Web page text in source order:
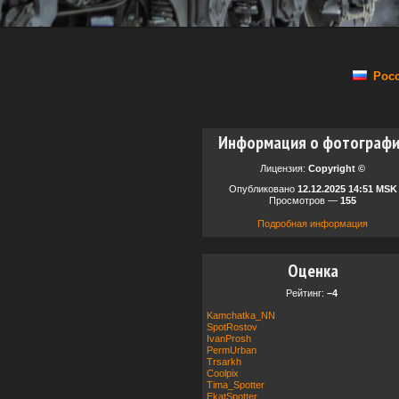
Информация о
Лицензия: Copyright ©
Опубликовано 12.12.2025 14:51 MSK
Просмотров — 155
Подробная информация
Оценка
Рейтинг: –4
Kamchatka_NN
SpotRostov
IvanProsh
PermUrban
Trsarkh
Coolpix
Tima_Spotter
EkatSpotter